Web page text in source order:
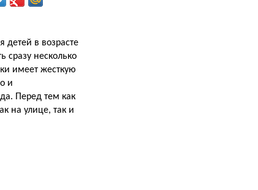
детей в возрасте
сразу несколько
имеет жесткую
и
Перед тем как
на улице, так и